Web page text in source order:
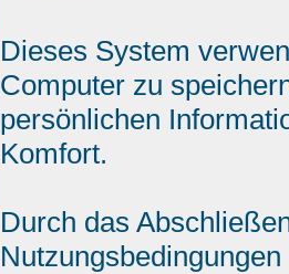
Dieses System
Computer zu
persönlichen
Komfort.
Durch das
Nutzungsbedingungen